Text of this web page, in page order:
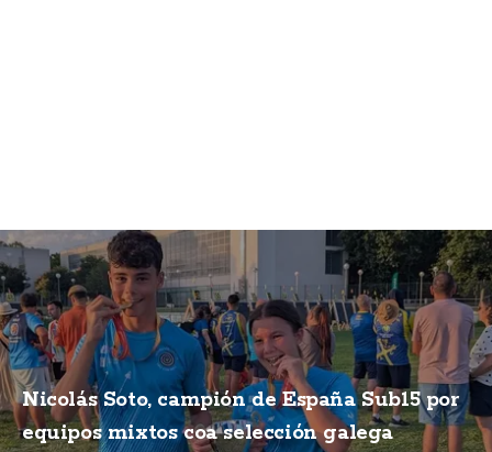
Nicolás Soto, campión de España Sub15 por
equipos mixtos coa selección galega